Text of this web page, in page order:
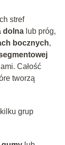
stref
dolnalub próg,
bocznych,
Całość
tworzą
grup